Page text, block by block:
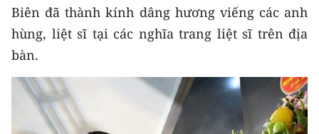
Media Chính trị
Media Kinh tế
Media Văn hóa
Media Xã hội
Biên đã thành kính dâng hương viếng các anh
hùng, liệt sĩ tại các nghĩa trang liệt sĩ trên địa
bàn.